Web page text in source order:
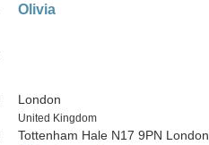
Olivia
London
Country
United Kingdom
Tottenham Hale N17 9PN London